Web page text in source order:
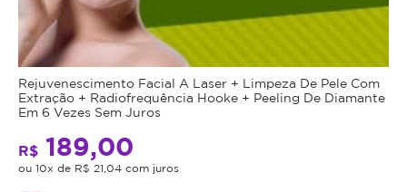
Rejuvenescimento Facial A Laser + Limpeza De Pele Com
Extração + Radiofrequência Hooke + Peeling De Diamante
Em 6 Vezes Sem Juros
R$ 189,00
ou 10x de R$ 21,04 com juros